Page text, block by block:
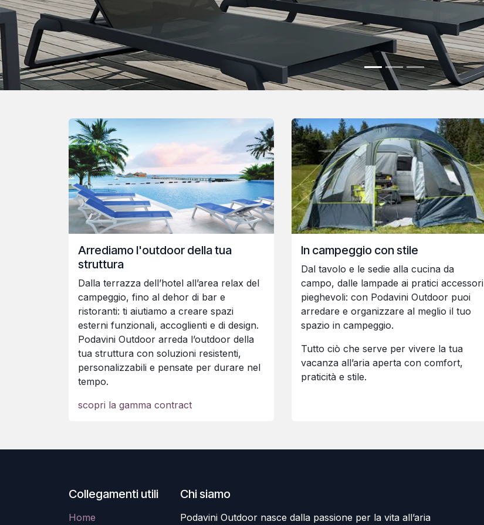
Arrediamo l'outdoor della tua
struttura
Dalla terrazza dell’hotel all’area relax del
campeggio, fino al dehor di bar e
ristoranti: ti aiutiamo a creare spazi
esterni funzionali, accoglienti e di design.
Podavini Outdoor arreda l’outdoor della
tua struttura con soluzioni resistenti,
personalizzabili e pensate per durare nel
tempo.
scopri la gamma contract
In campeggio con stile
Dal tavolo e le sedie alla cucina da
campo, dalle lampade ai pratici accessori
pieghevoli: con Podavini Outdoor puoi
arredare e organizzare al meglio il tuo
spazio in campeggio.
Tutto ciò che serve per vivere la tua
vacanza all’aria aperta con comfort,
praticità e stile.
Collegamenti utili
Home
Chi siamo
Podavini Outdoor nasce dalla passione per la vita all’aria